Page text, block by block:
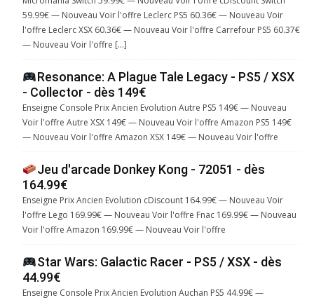
59.99€ — Nouveau Voir l'offre Leclerc PS5 60.36€ — Nouveau Voir
l'offre Leclerc XSX 60.36€ — Nouveau Voir l'offre Carrefour PS5 60.37€
— Nouveau Voir l'offre […]
Resonance: A Plague Tale Legacy - PS5 / XSX
- Collector - dès 149€
Enseigne Console Prix Ancien Evolution Autre PS5 149€ — Nouveau
Voir l'offre Autre XSX 149€ — Nouveau Voir l'offre Amazon PS5 149€
— Nouveau Voir l'offre Amazon XSX 149€ — Nouveau Voir l'offre
Jeu d'arcade Donkey Kong - 72051 - dès
164.99€
Enseigne Prix Ancien Evolution cDiscount 164.99€ — Nouveau Voir
l'offre Lego 169.99€ — Nouveau Voir l'offre Fnac 169.99€ — Nouveau
Voir l'offre Amazon 169.99€ — Nouveau Voir l'offre
Star Wars: Galactic Racer - PS5 / XSX - dès
44.99€
Enseigne Console Prix Ancien Evolution Auchan PS5 44.99€ —